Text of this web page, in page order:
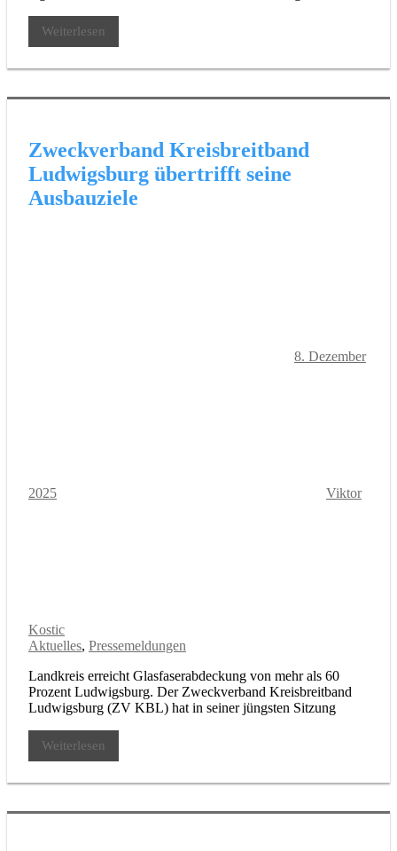
Weiterlesen
Zweckverband Kreisbreitband
Ludwigsburg übertrifft seine
Ausbauziele
8. Dezember
2025 Viktor
Kostic
Aktuelles, Pressemeldungen
Landkreis erreicht Glasfaserabdeckung von mehr als 60
Prozent Ludwigsburg. Der Zweckverband Kreisbreitband
Ludwigsburg (ZV KBL) hat in seiner jüngsten Sitzung
Weiterlesen